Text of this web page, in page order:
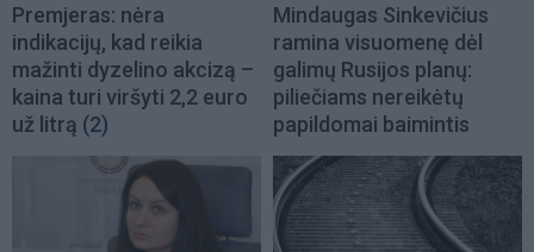
Premjeras: nėra
indikacijų, kad reikia
mažinti dyzelino akcizą –
kaina turi viršyti 2,2 euro
už litrą (2)
Mindaugas Sinkevičius
ramina visuomenę dėl
galimų Rusijos planų:
piliečiams nereikėtų
papildomai baimintis